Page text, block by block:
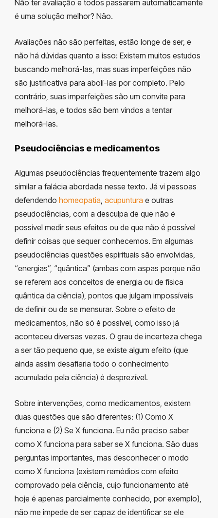
Não ter avaliação e todos passarem automaticamente
é uma solução melhor? Não.
Avaliações não são perfeitas, estão longe de ser, e
não há dúvidas quanto a isso: Existem muitos estudos
buscando melhorá-las, mas suas imperfeições não
são justificativa para abolí-las por completo. Pelo
contrário, suas imperfeições são um convite para
melhorá-las, e todos são bem vindos a tentar
melhorá-las.
Pseudociências e medicamentos
Algumas pseudociências frequentemente trazem algo
similar a falácia abordada nesse texto. Já vi pessoas
defendendo homeopatia, acupuntura e outras
pseudociências, com a desculpa de que não é
possível medir seus efeitos ou de que não é possível
definir coisas que sequer conhecemos. Em algumas
pseudociências questões espirituais são envolvidas,
“energias”, “quântica” (ambas com aspas porque não
se referem aos conceitos de energia ou de física
quântica da ciência), pontos que julgam impossíveis
de definir ou de se mensurar. Sobre o efeito de
medicamentos, não só é possível, como isso já
aconteceu diversas vezes. O grau de incerteza chega
a ser tão pequeno que, se existe algum efeito (que
ainda assim desafiaria todo o conhecimento
acumulado pela ciência) é desprezível.
Sobre intervenções, como medicamentos, existem
duas questões que são diferentes: (1) Como X
funciona e (2) Se X funciona. Eu não preciso saber
como X funciona para saber se X funciona. São duas
perguntas importantes, mas desconhecer o modo
como X funciona (existem remédios com efeito
comprovado pela ciência, cujo funcionamento até
hoje é apenas parcialmente conhecido, por exemplo),
não me impede de ser capaz de identificar se ele